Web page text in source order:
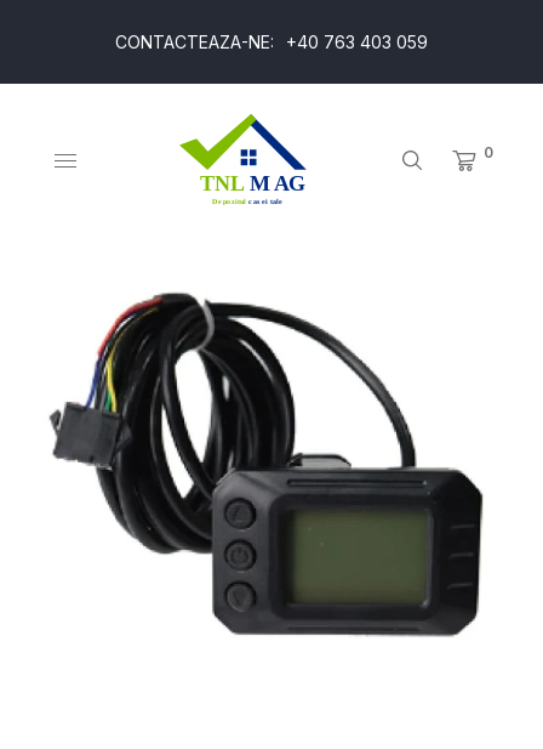
CONTACTEAZA-NE: +40 763 403 059
0